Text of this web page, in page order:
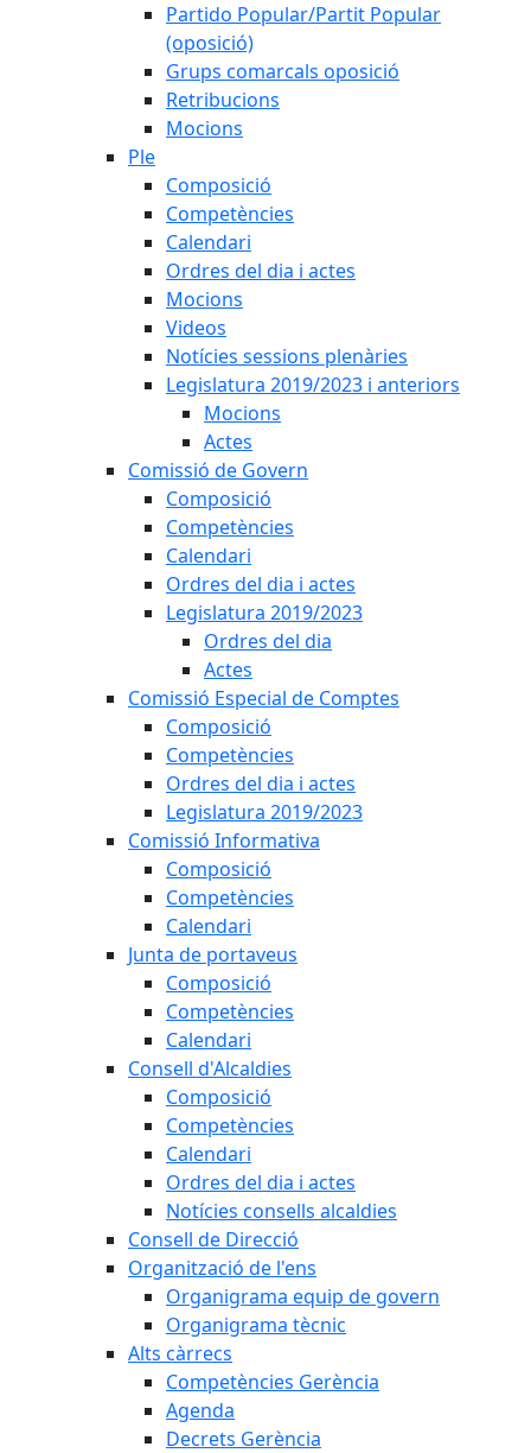
Partido Popular/Partit Popular
(oposició)
Grups comarcals oposició
Retribucions
Mocions
Ple
Composició
Competències
Calendari
Ordres del dia i actes
Mocions
Videos
Notícies sessions plenàries
Legislatura 2019/2023 i anteriors
Mocions
Actes
Comissió de Govern
Composició
Competències
Calendari
Ordres del dia i actes
Legislatura 2019/2023
Ordres del dia
Actes
Comissió Especial de Comptes
Composició
Competències
Ordres del dia i actes
Legislatura 2019/2023
Comissió Informativa
Composició
Competències
Calendari
Junta de portaveus
Composició
Competències
Calendari
Consell d'Alcaldies
Composició
Competències
Calendari
Ordres del dia i actes
Notícies consells alcaldies
Consell de Direcció
Organització de l'ens
Organigrama equip de govern
Organigrama tècnic
Alts càrrecs
Competències Gerència
Agenda
Decrets Gerència